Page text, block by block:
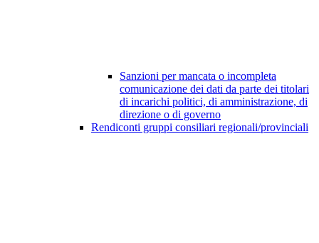
Sanzioni per mancata o incompleta
comunicazione dei dati da parte dei titolari
di incarichi politici, di amministrazione, di
direzione o di governo
Rendiconti gruppi consiliari regionali/provinciali